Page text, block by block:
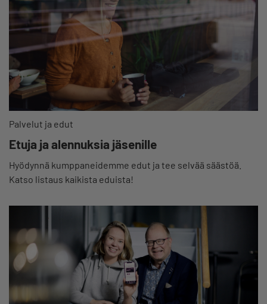
Palvelut ja edut
Etuja ja alennuksia jäsenille
Hyödynnä kumppaneidemme edut ja tee selvää säästöä.
Katso listaus kaikista eduista!